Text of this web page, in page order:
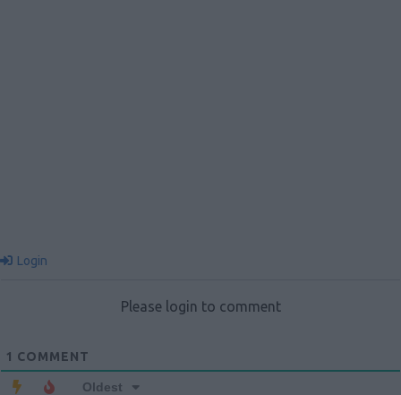
Login
Please login to comment
1 COMMENT
Oldest